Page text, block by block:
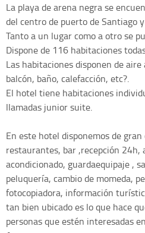
La playa de arena negra se
del centro de puerto de Santiago
Tanto a un lugar como a otro se
Dispone de 116 habitaciones
Las habitaciones disponen de
balcón, baño, calefacción, etc?.
El hotel tiene habitaciones
llamadas junior suite.
En este hotel disponemos de
restaurantes, bar ,recepción 24h,
acondicionado, guardaequipaje ,
peluquería, cambio de momeda,
fotocopiadora, información
tan bien ubicado es lo que hace
personas que estén interesadas